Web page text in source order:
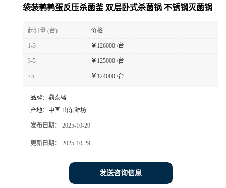
袋装鹌鹑蛋反压杀菌釜 双层卧式杀菌锅 不锈钢灭菌锅
起订量 (台) 价格
1-3 ￥ 126000 /台
3-5 ￥ 125000 /台
≥5 ￥ 124000 /台
品牌： 鼎泰盛
产地： 中国 山东潍坊
发布日期： 2025-10-29
更新日期： 2025-10-29
发送咨询信息